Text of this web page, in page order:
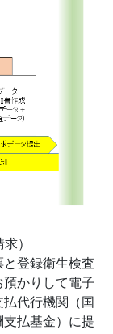
）
登録衛生検査
かりして電子
代行機関（国
払基金）に提